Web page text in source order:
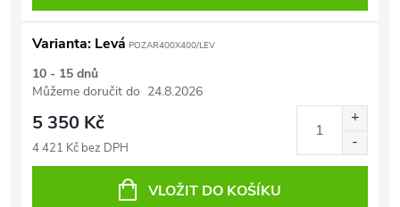
Varianta: Levá POZAR400X400/LEV
10 - 15 dnů
Můžeme doručit do 24.8.2026
5 350 Kč
4 421 Kč bez DPH
VLOŽIT DO KOŠÍKU